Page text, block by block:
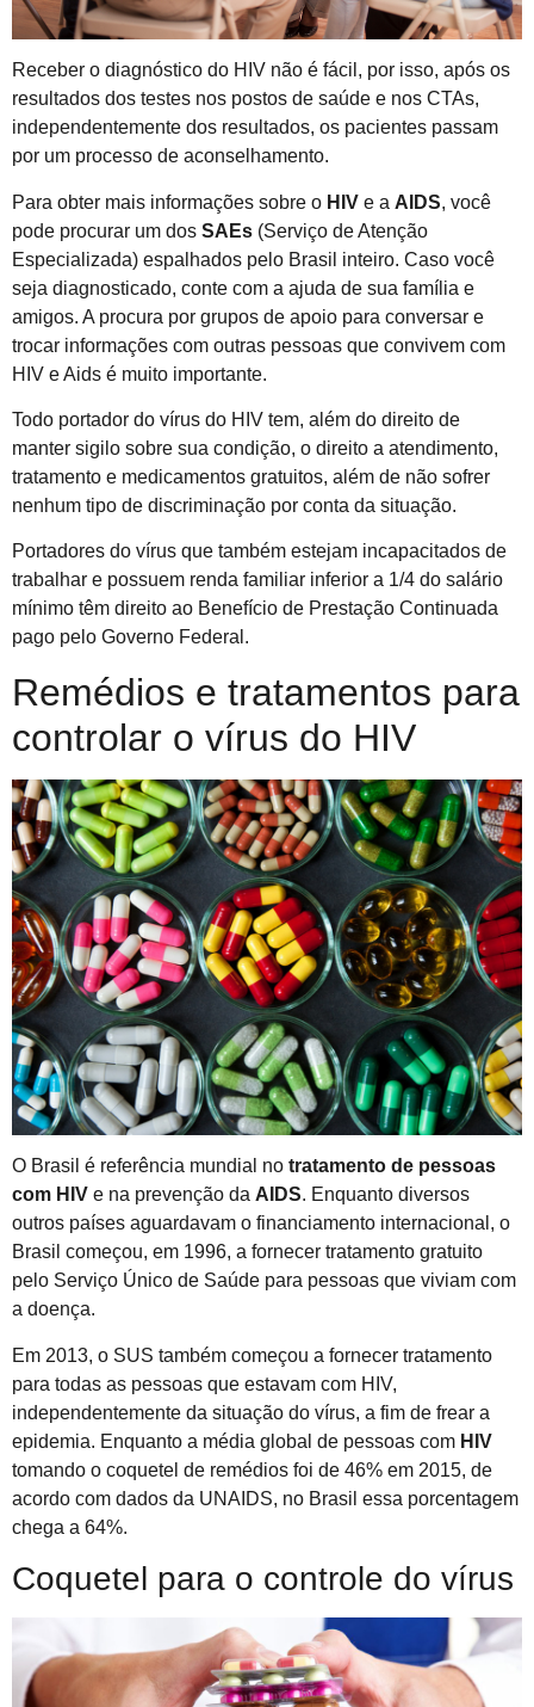
Receber o diagnóstico do HIV não é fácil, por isso, após os
resultados dos testes nos postos de saúde e nos CTAs,
independentemente dos resultados, os pacientes passam
por um processo de aconselhamento.
Para obter mais informações sobre o HIV e a AIDS, você
pode procurar um dos SAEs (Serviço de Atenção
Especializada) espalhados pelo Brasil inteiro. Caso você
seja diagnosticado, conte com a ajuda de sua família e
amigos. A procura por grupos de apoio para conversar e
trocar informações com outras pessoas que convivem com
HIV e Aids é muito importante.
Todo portador do vírus do HIV tem, além do direito de
manter sigilo sobre sua condição, o direito a atendimento,
tratamento e medicamentos gratuitos, além de não sofrer
nenhum tipo de discriminação por conta da situação.
Portadores do vírus que também estejam incapacitados de
trabalhar e possuem renda familiar inferior a 1/4 do salário
mínimo têm direito ao Benefício de Prestação Continuada
pago pelo Governo Federal.
Remédios e tratamentos para
controlar o vírus do HIV
O Brasil é referência mundial no tratamento de pessoas
com HIV e na prevenção da AIDS. Enquanto diversos
outros países aguardavam o financiamento internacional, o
Brasil começou, em 1996, a fornecer tratamento gratuito
pelo Serviço Único de Saúde para pessoas que viviam com
a doença.
Em 2013, o SUS também começou a fornecer tratamento
para todas as pessoas que estavam com HIV,
independentemente da situação do vírus, a fim de frear a
epidemia. Enquanto a média global de pessoas com HIV
tomando o coquetel de remédios foi de 46% em 2015, de
acordo com dados da UNAIDS, no Brasil essa porcentagem
chega a 64%.
Coquetel para o controle do vírus